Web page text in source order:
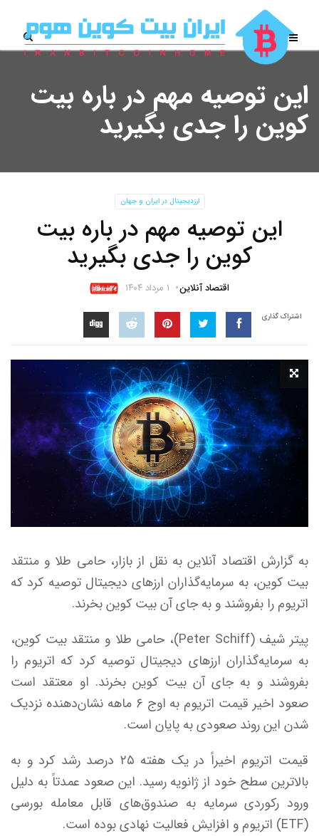
این توصیه مهم در باره بیت
کوین را جدی بگیرید
ارزدیجیتال در ایران و جهان
این توصیه مهم در باره بیت
کوین را جدی بگیرید
اقتصاد آنلاین ۱ مرداد ۱۴۰۴
اشتراک گذاری
به گزارش اقتصاد آنلاین به نقل از بازار، حامی طلا و منتقد
بیت کوین، به سرمایه‌گذاران ارز‌های دیجیتال توصیه کرد که
اتریوم را بفروشند و به جای آن بیت کوین بخرند.
پیتر شیف (Peter Schiff)، حامی طلا و منتقد بیت کوین،
به سرمایه‌گذاران ارز‌های دیجیتال توصیه کرد که اتریوم را
بفروشند و به جای آن بیت کوین بخرند. او معتقد است
صعود اخیر قیمت اتریوم به اوج ۶ ماهه نشان‌دهنده نزدیک
شدن این روند صعودی به پایان است.
قیمت اتریوم اخیراً در یک هفته ۲۵ درصد رشد کرد و به
بالاترین سطح خود از ژانویه رسید. این صعود عمدتاً به دلیل
ورود رکوردی سرمایه به صندوق‌های قابل معامله بورسی
(ETF) اتریوم و افزایش فعالیت نهادی بوده است.